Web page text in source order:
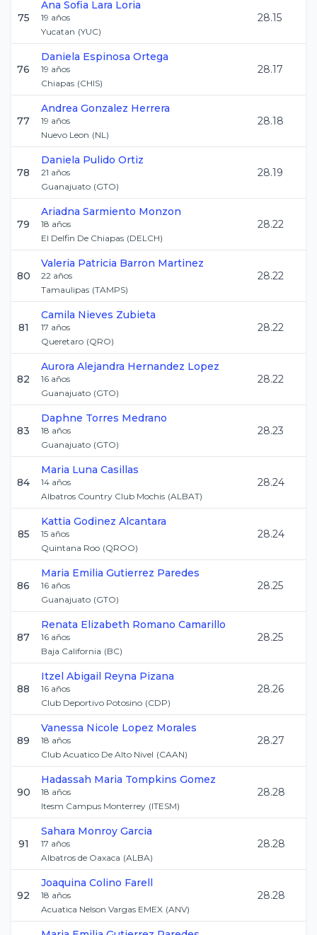
75
Ana Sofia Lara Loria
19 años
Yucatan (YUC)
28.15
76
Daniela Espinosa Ortega
19 años
Chiapas (CHIS)
28.17
77
Andrea Gonzalez Herrera
19 años
Nuevo Leon (NL)
28.18
78
Daniela Pulido Ortiz
21 años
Guanajuato (GTO)
28.19
79
Ariadna Sarmiento Monzon
18 años
El Delfin De Chiapas (DELCH)
28.22
80
Valeria Patricia Barron Martinez
22 años
Tamaulipas (TAMPS)
28.22
81
Camila Nieves Zubieta
17 años
Queretaro (QRO)
28.22
82
Aurora Alejandra Hernandez Lopez
16 años
Guanajuato (GTO)
28.22
83
Daphne Torres Medrano
18 años
Guanajuato (GTO)
28.23
84
Maria Luna Casillas
14 años
Albatros Country Club Mochis (ALBAT)
28.24
85
Kattia Godinez Alcantara
15 años
Quintana Roo (QROO)
28.24
86
Maria Emilia Gutierrez Paredes
16 años
Guanajuato (GTO)
28.25
87
Renata Elizabeth Romano Camarillo
16 años
Baja California (BC)
28.25
88
Itzel Abigail Reyna Pizana
16 años
Club Deportivo Potosino (CDP)
28.26
89
Vanessa Nicole Lopez Morales
18 años
Club Acuatico De Alto Nivel (CAAN)
28.27
90
Hadassah Maria Tompkins Gomez
18 años
Itesm Campus Monterrey (ITESM)
28.28
91
Sahara Monroy Garcia
17 años
Albatros de Oaxaca (ALBA)
28.28
92
Joaquina Colino Farell
18 años
Acuatica Nelson Vargas EMEX (ANV)
28.28